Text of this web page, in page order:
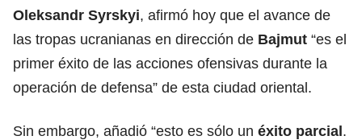
Oleksandr Syrskyi, afirmó hoy que el avance de
las tropas ucranianas en dirección de Bajmut “es el
primer éxito de las acciones ofensivas durante la
operación de defensa” de esta ciudad oriental.
Sin embargo, añadió “esto es sólo un éxito parcial.